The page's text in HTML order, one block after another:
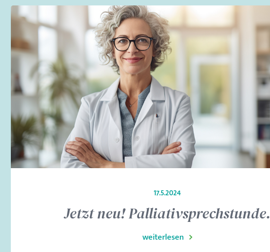
17.5.2024
Jetzt neu! Palliativsprechstunde.
weiterlesen